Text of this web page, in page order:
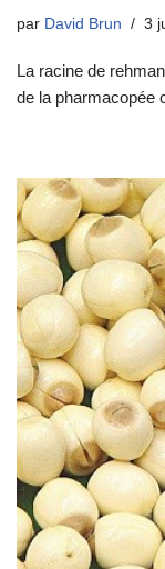
par David Brun 3
La racine de
de la pharmacopée